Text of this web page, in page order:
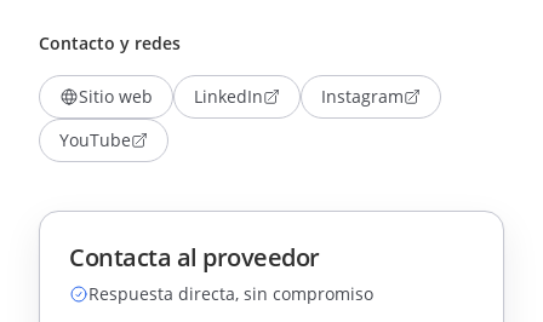
Contacto y redes
Sitio web LinkedIn
Instagram
YouTube
Contacta al proveedor
Respuesta directa, sin compromiso